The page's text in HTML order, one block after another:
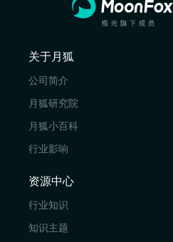
关于月狐
公司简介
月狐研究院
月狐小百科
行业影响
资源中心
行业知识
知识主题